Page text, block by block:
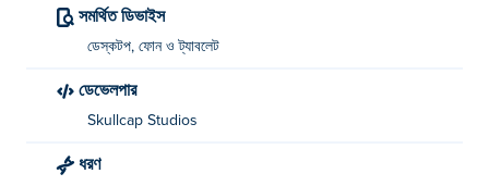
সমর্থিত ডিভাইস
ডেস্কটপ, ফোন ও ট্যাবলেট
ডেভেলপার
Skullcap Studios
ধরণ